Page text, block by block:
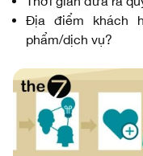
Địa điểm khách
phẩm/dịch vụ?